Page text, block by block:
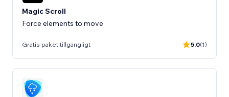
Magic Scroll
Force elements to move
Gratis paket tillgängligt 5.0(1)